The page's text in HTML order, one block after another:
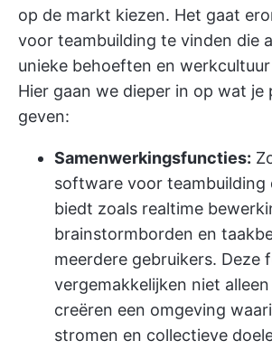
op de markt kiezen. Het gaat
voor teambuilding te vinden die
unieke behoeften en
Hier gaan we dieper in op wat
geven:
Samenwerkingsfuncties:
software voor teambuilding
biedt zoals realtime
brainstormborden en
meerdere gebruikers. Deze
vergemakkelijken niet
creëren een omgeving
stromen en collectieve